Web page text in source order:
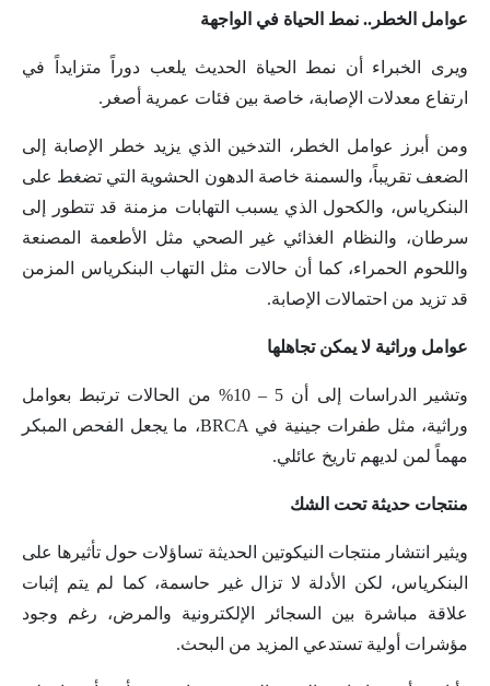
عوامل الخطر.. نمط الحياة في الواجهة
ويرى الخبراء أن نمط الحياة الحديث يلعب دوراً متزايداً في
ارتفاع معدلات الإصابة، خاصة بين فئات عمرية أصغر.
ومن أبرز عوامل الخطر، التدخين الذي يزيد خطر الإصابة إلى
الضعف تقريباً، والسمنة خاصة الدهون الحشوية التي تضغط على
البنكرياس، والكحول الذي يسبب التهابات مزمنة قد تتطور إلى
سرطان، والنظام الغذائي غير الصحي مثل الأطعمة المصنعة
واللحوم الحمراء، كما أن حالات مثل التهاب البنكرياس المزمن
قد تزيد من احتمالات الإصابة.
عوامل وراثية لا يمكن تجاهلها
وتشير الدراسات إلى أن 5 – 10% من الحالات ترتبط بعوامل
وراثية، مثل طفرات جينية في BRCA، ما يجعل الفحص المبكر
مهماً لمن لديهم تاريخ عائلي.
منتجات حديثة تحت الشك
ويثير انتشار منتجات النيكوتين الحديثة تساؤلات حول تأثيرها على
البنكرياس، لكن الأدلة لا تزال غير حاسمة، كما لم يتم إثبات
علاقة مباشرة بين السجائر الإلكترونية والمرض، رغم وجود
مؤشرات أولية تستدعي المزيد من البحث.